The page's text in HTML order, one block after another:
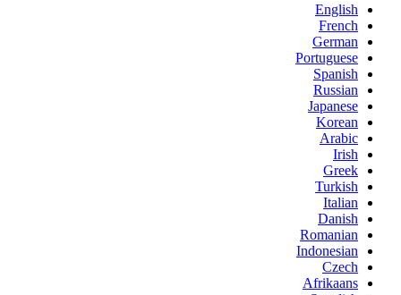
English
French
German
Portuguese
Spanish
Russian
Japanese
Korean
Arabic
Irish
Greek
Turkish
Italian
Danish
Romanian
Indonesian
Czech
Afrikaans